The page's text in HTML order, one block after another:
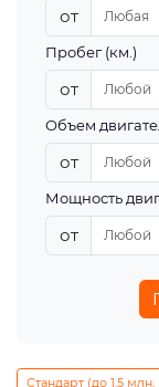
от
Пробег (км.)
от
Объем
от
Мощность
от
Стандарт (до 1.5 млн.